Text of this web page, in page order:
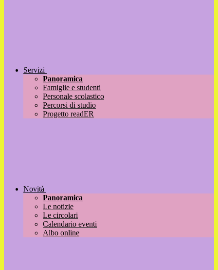
Servizi
Panoramica
Famiglie e studenti
Personale scolastico
Percorsi di studio
Progetto readER
Novità
Panoramica
Le notizie
Le circolari
Calendario eventi
Albo online